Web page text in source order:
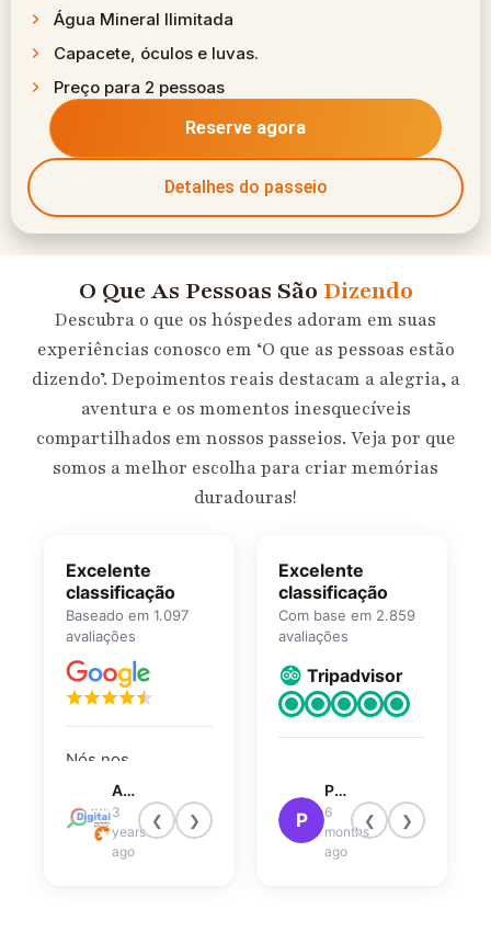
Água Mineral Ilimitada
Capacete, óculos e luvas.
Preço para 2 pessoas
Reserve agora
Detalhes do passeio
O Que As Pessoas São Dizendo
Descubra o que os hóspedes adoram em suas
experiências conosco em ‘O que as pessoas estão
dizendo’. Depoimentos reais destacam a alegria, a
aventura e os momentos inesquecíveis
compartilhados em nossos passeios. Veja por que
somos a melhor escolha para criar memórias
duradouras!
Excelente
classificação
Baseado em 1.097
avaliações
Nós nos
divertimos muito!
O motorista fez um
ótimo trabalho.
Certifique-se de
Atley Joseph
3
years
ago
❮ ❯
Excelente
classificação
Com base em 2.859
avaliações
Tripadvisor
qualidade, o Dubai
Desert Safari Tour
recomenda
P
Patricia R
6
months
ago
❮ ❯